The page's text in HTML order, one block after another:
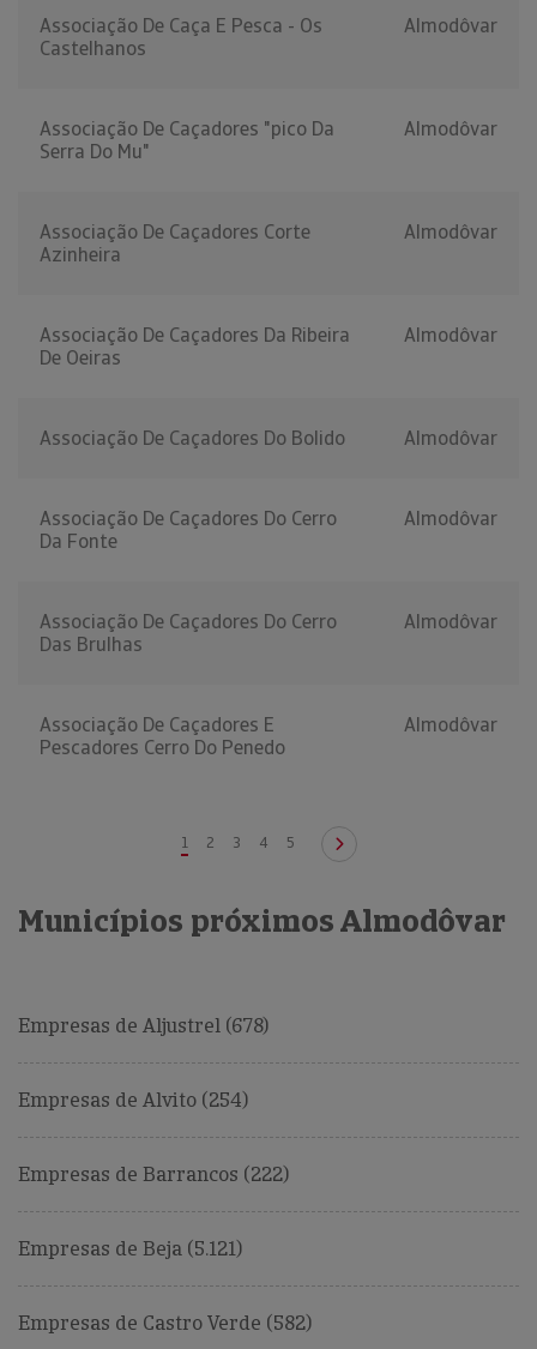
Associação De Caça E Pesca - Os
Castelhanos
Almodôvar
Associação De Caçadores "pico Da
Serra Do Mu"
Almodôvar
Associação De Caçadores Corte
Azinheira
Almodôvar
Associação De Caçadores Da Ribeira
De Oeiras
Almodôvar
Associação De Caçadores Do Bolido Almodôvar
Associação De Caçadores Do Cerro
Da Fonte
Almodôvar
Associação De Caçadores Do Cerro
Das Brulhas
Almodôvar
Associação De Caçadores E
Pescadores Cerro Do Penedo
Almodôvar
1 2 3 4 5
Municípios próximos Almodôvar
Empresas de Aljustrel (678)
Empresas de Alvito (254)
Empresas de Barrancos (222)
Empresas de Beja (5.121)
Empresas de Castro Verde (582)